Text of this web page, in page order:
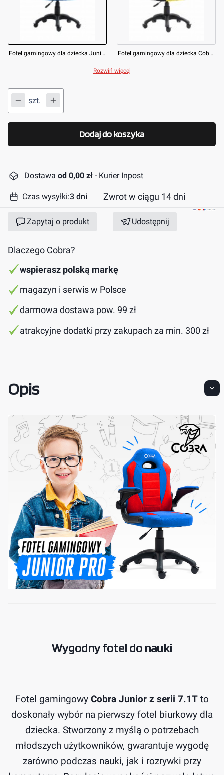
Fotel gamingowy dla dziecka Junior PRO CRF2301 7.1T (tkanina) Fotel gamingowy dla dziecka Cobra JUNIOR PRO CRF2302 7.1T (tkanina)
Rozwiń więcej
szt.
Dodaj do koszyka
Dostawa od 0,00 zł - Kurier Inpost
Czas wysyłki:3 dni Zwrot w ciągu 14 dni
Zapytaj o produkt Udostępnij
Dlaczego Cobra?
wspierasz polską markę
magazyn i serwis w Polsce
darmowa dostawa pow. 99 zł
atrakcyjne dodatki przy zakupach za min. 300 zł
Opis
Wygodny fotel do nauki
Fotel gamingowy Cobra Junior z serii 7.1Tto
doskonały wybór na pierwszy fotel biurkowy dla
dziecka. Stworzony z myślą o potrzebach
młodszych użytkowników, gwarantuje wygodę
zarówno podczas nauki, jak i rozrywki przy